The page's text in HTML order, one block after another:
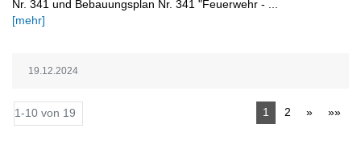
Nr. 341 und Bebauungsplan Nr. 341 "Feuerwehr - ...
[mehr]
19.12.2024
1-10 von 19 1 2 » »»